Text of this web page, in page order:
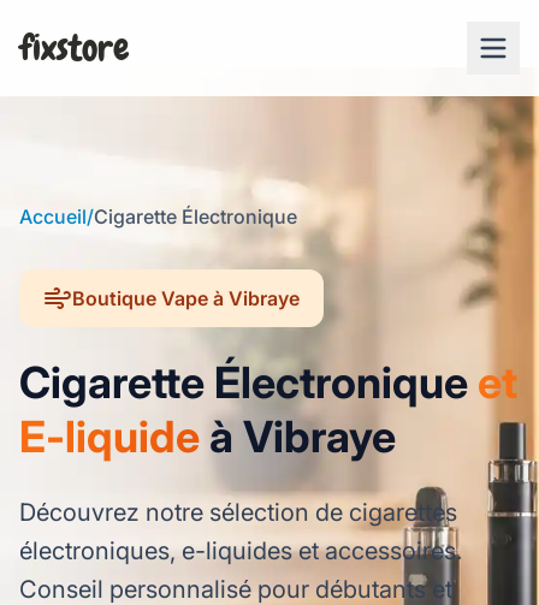
fixstore
Accueil/Cigarette Électronique
Boutique Vape à Vibraye
Cigarette Électronique et
E-liquide à Vibraye
Découvrez notre sélection de cigarettes
électroniques, e-liquides et accessoires.
Conseil personnalisé pour débutants et